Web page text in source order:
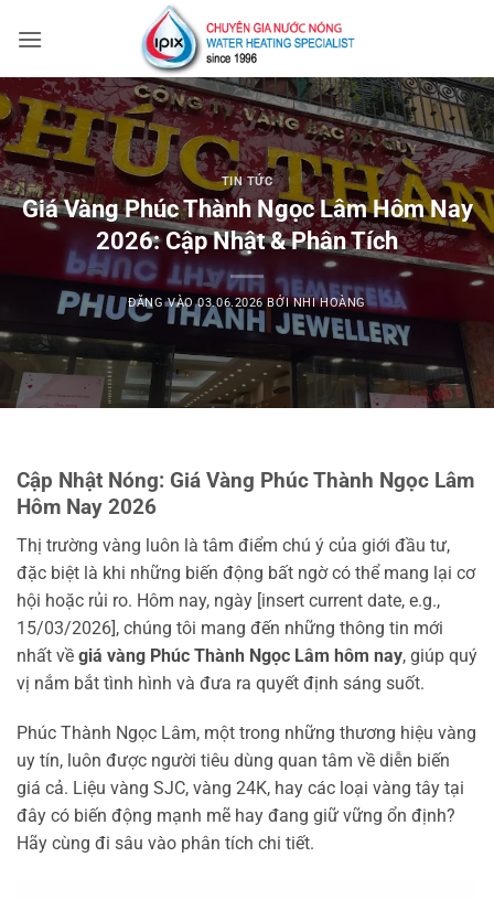
qua
dung
TIN TỨC
Giá Vàng Phúc Thành Ngọc Lâm Hôm Nay
2026: Cập Nhật & Phân Tích
ĐĂNG VÀO03.06.2026 BỞINHI HOÀNG
Cập Nhật Nóng: Giá Vàng Phúc Thành Ngọc Lâm
Hôm Nay 2026
Thị trường vàng luôn là tâm điểm chú ý của giới đầu tư,
đặc biệt là khi những biến động bất ngờ có thể mang lại cơ
hội hoặc rủi ro. Hôm nay, ngày [insert current date, e.g.,
15/03/2026], chúng tôi mang đến những thông tin mới
nhất về giá vàng Phúc Thành Ngọc Lâm hôm nay, giúp quý
vị nắm bắt tình hình và đưa ra quyết định sáng suốt.
Phúc Thành Ngọc Lâm, một trong những thương hiệu vàng
uy tín, luôn được người tiêu dùng quan tâm về diễn biến
giá cả. Liệu vàng SJC, vàng 24K, hay các loại vàng tây tại
đây có biến động mạnh mẽ hay đang giữ vững ổn định?
Hãy cùng đi sâu vào phân tích chi tiết.